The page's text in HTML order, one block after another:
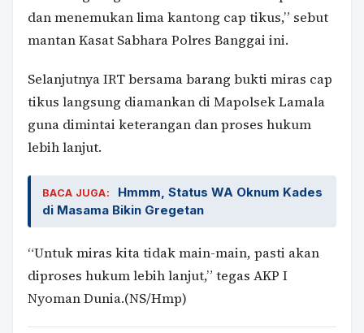
dan menemukan lima kantong cap tikus,” sebut
mantan Kasat Sabhara Polres Banggai ini.
Selanjutnya IRT bersama barang bukti miras cap
tikus langsung diamankan di Mapolsek Lamala
guna dimintai keterangan dan proses hukum
lebih lanjut.
BACA JUGA:
Hmmm, Status WA Oknum Kades
di Masama Bikin Gregetan
“Untuk miras kita tidak main-main, pasti akan
diproses hukum lebih lanjut,” tegas AKP I
Nyoman Dunia.(NS/Hmp)